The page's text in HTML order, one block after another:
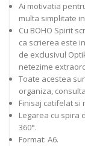
Ai motivatia
multa simplitate
Cu BOHO Spirit
ca scrierea este
de exclusivul
netezime
Toate acestea
organiza,
Finisaj catifelat si
Legarea cu spira
360°.
Format: A6.